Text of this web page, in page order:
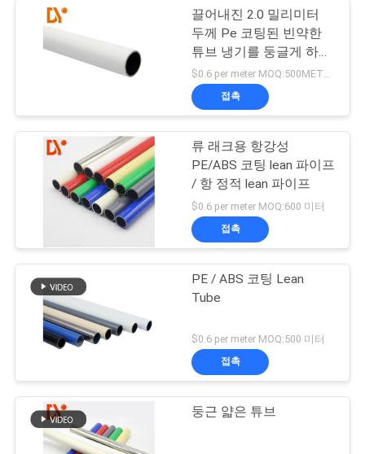
끌어내진 2.0 밀리미터
두께 Pe 코팅된 빈약한
튜브 냉기를 둥글게 하세
요
$0.6 per meter MOQ:500METERS
접촉
류 래크용 항강성
PE/ABS 코팅 lean 파이프
/ 항 정적 lean 파이프
$0.6 per meter MOQ:600 미터
접촉
PE / ABS 코팅 Lean
Tube
$0.6 per meter MOQ:500 미터
접촉
둥근 얇은 튜브